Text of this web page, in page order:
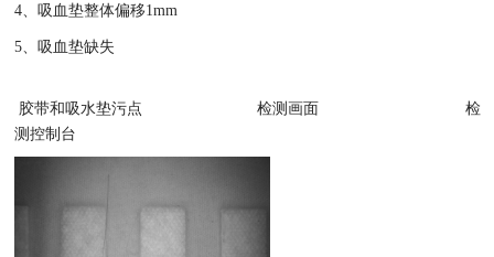
4、 吸 血垫整体偏移1mm
5、 吸 血垫缺失
胶带和吸水垫污点 检测画面
检
测控制台